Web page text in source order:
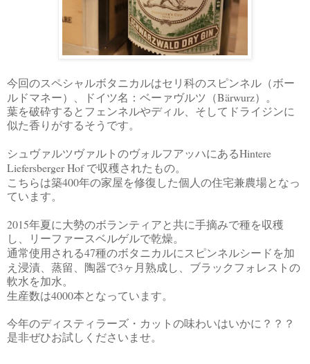
今回のスペシャルボタニカルはセリ科のスピンネル（ボー
ルドマネー）、ドイツ名：ベーァヴルツ（Bärwurz）。
葉を破砕するとフェンネルやディル、そしてドライジンに
似た香りがするそうです。
シュヴァルツヴァルトのヴォルフアッハにあるHintere
Liefersberger Hof で収穫されたもの。
こちらは築400年の家屋を修復した個人の住宅兼農場となっ
ています。
2015年夏に大勢のボランティアと共に手摘みで種を収穫
し、リーファースベルゲルで乾燥。
通常使用される47種のボタニカルにスピンネルシードを加
え浸漬、蒸留、陶器で3ヶ月熟成し、ブラックフォレストの
軟水を加水。
生産数は4000本となっています。
今年のディスティラーズ・カットの味わいはいかに？？？
是非ぜひお試しくださいませ。